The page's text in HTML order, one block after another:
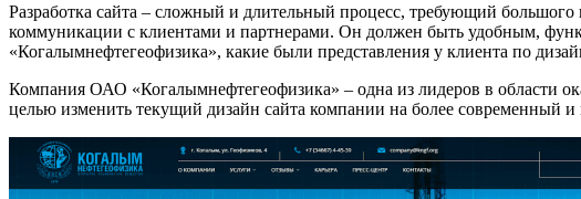
Разработка сайта – сложный и длительный процесс, требующий
коммуникации с клиентами и партнерами. Он должен быть удобным,
«Когалымнефтегеофизика», какие были представления у клиента по
Компания ОАО «Когалымнефтегеофизика» – одна из лидеров в области
целью изменить текущий дизайн сайта компании на более современный